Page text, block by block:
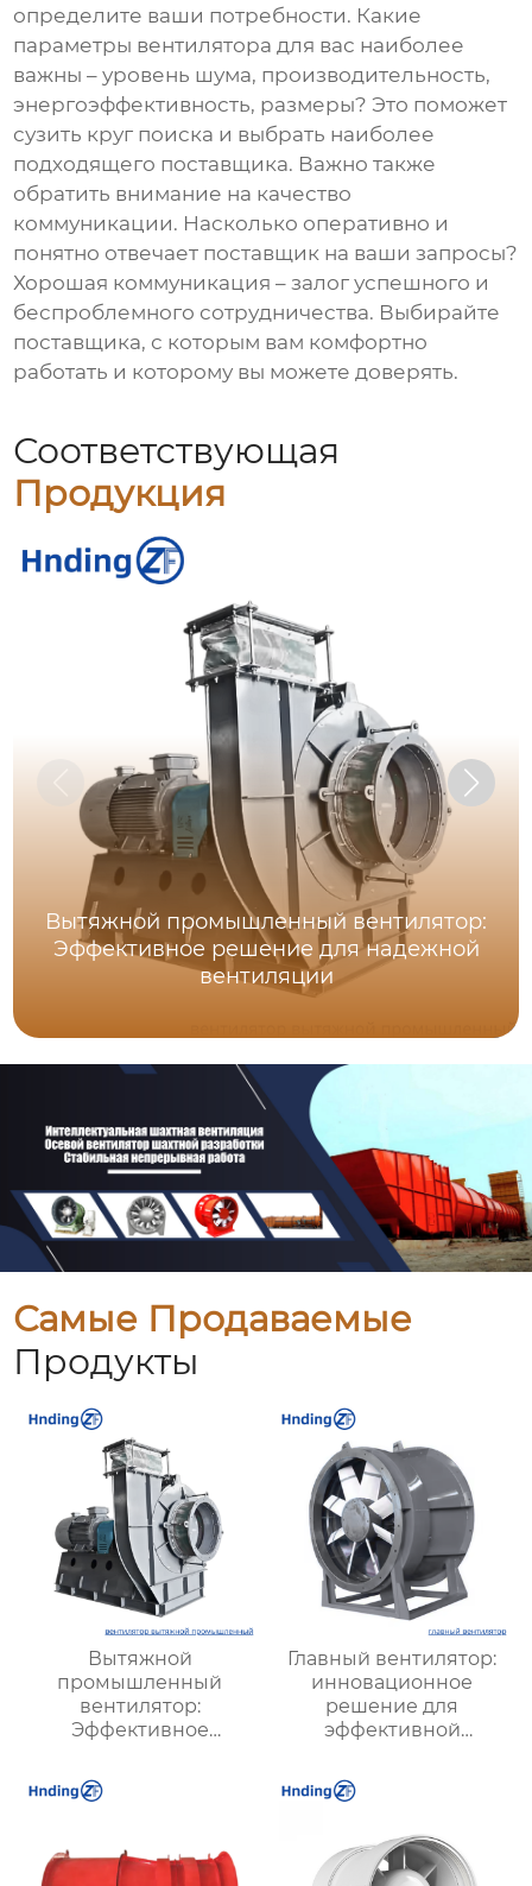
определите ваши потребности. Какие
параметры вентилятора для вас наиболее
важны – уровень шума, производительность,
энергоэффективность, размеры? Это поможет
сузить круг поиска и выбрать наиболее
подходящего поставщика. Важно также
обратить внимание на качество
коммуникации. Насколько оперативно и
понятно отвечает поставщик на ваши запросы?
Хорошая коммуникация – залог успешного и
беспроблемного сотрудничества. Выбирайте
поставщика, с которым вам комфортно
работать и которому вы можете доверять.
Соответствующая
Продукция
Вытяжной промышленный вентилятор:
Эффективное решение для надежной
вентиляции
Самые Продаваемые
Продукты
Вытяжной
промышленный
вентилятор:
Эффективное
надежной вентиляции
Главный вентилятор:
инновационное
решение для
эффективной
оптимизации работы